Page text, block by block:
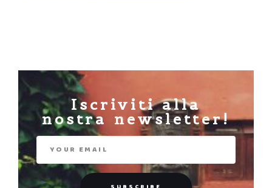
Iscriviti alla
nostra newsletter!